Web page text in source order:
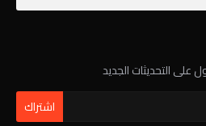
على التحديثات الجديد